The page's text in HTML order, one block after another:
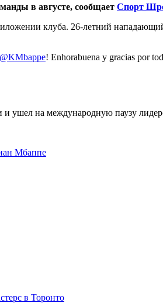
в августе, сообщает Спорт
клуба. 26-летний
@KMbappe! Enhorabuena y gracias por
ушел на международную паузу
Мбаппе
в Торонто